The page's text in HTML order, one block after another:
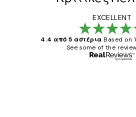
EXCELLENT
4.4 από 5 αστέρια Based on
See some of the